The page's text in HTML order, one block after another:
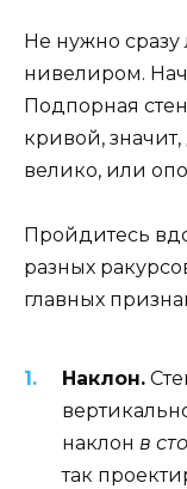
Не нужно сразу
нивелиром.
Подпорная
кривой,
велико, или
Пройдитесь
разных
главных
Наклон.
наклон в
так